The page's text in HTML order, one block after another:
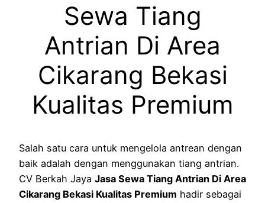
Sewa Tiang
Antrian Di Area
Cikarang Bekasi
Kualitas Premium
Salah satu cara untuk mengelola antrean dengan
baik adalah dengan menggunakan tiang antrian.
CV Berkah Jaya Jasa Sewa Tiang Antrian Di Area
Cikarang Bekasi Kualitas Premium hadir sebagai